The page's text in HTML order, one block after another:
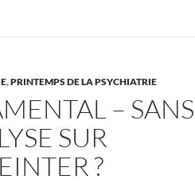
,PRINTEMPS DE LA PSYCHIATRIE
–
SUR
?